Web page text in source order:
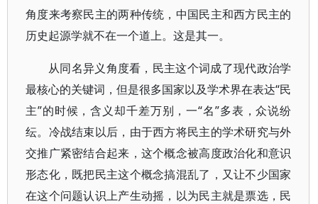
角度来考察民主的两种传统，中国民主和西方民主的
历史起源学就不在一个道上。这是其一。
从同名异义角度看，民主这个词成了现代政治学
最核心的关键词，但是很多国家以及学术界在表达“民
主”的时候，含义却千差万别，一“名”多表，众说纷
纭。冷战结束以后，由于西方将民主的学术研究与外
交推广紧密结合起来，这个概念被高度政治化和意识
形态化，既把民主这个概念搞混乱了，又让不少国家
在这个问题认识上产生动摇，以为民主就是票选，民